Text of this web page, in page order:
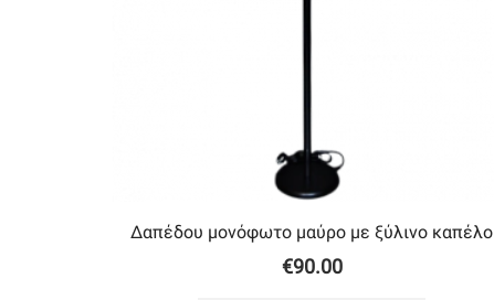
Δαπέδου μονόφωτο μαύρο με ξύλινο καπέλο
€90.00